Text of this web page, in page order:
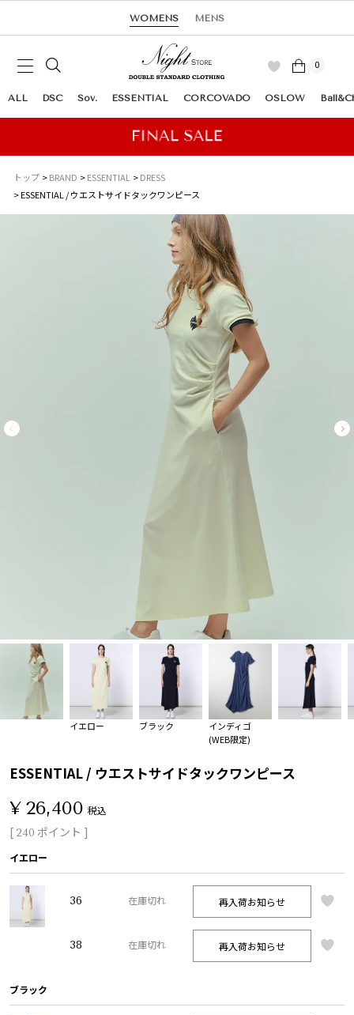
WOMENS MENS
0
ALL DSC Sov. ESSENTIAL CORCOVADO OSLOW
トップ BRAND ESSENTIAL
DRESS
ESSENTIAL / ウエストサイドタックワンピース
イエロー ブラック
インディゴ
(WEB限定)
ESSENTIAL / ウエストサイドタックワンピース
¥ 26,400 税込
[ 240 ポイント ]
イエロー
36 在庫切れ 再入荷お知らせ
38 在庫切れ 再入荷お知らせ
ブラック